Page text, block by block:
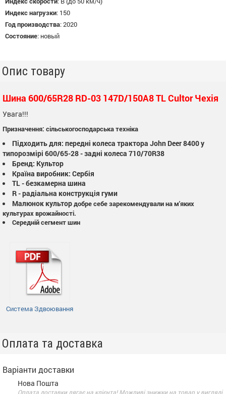
Индекс нагрузки: 150
Год производства:2020
Состояние: новый
Опис товару
Шина 600/65R28 RD-03 147D/150A8 TL Cultor Чехія
Увага!!!
Призначення: сільськогосподарська техніка
Підходить для: передні колеса трактора John Deer 8400 у
типорозмірі 600/65-28 - задні колеса 710/70R38
Бренд: Культор
Країна виробник: Сербія
TL - безкамерна шина
R - радіальна конструкція гуми
Малюнок культордобре себе зарекомендували на м'яких
культурах врожайності.
Середній сегмент шин
Система Здвоювання
Оплата та доставка
Варіанти доставки
Нова Пошта
Оплата доставки лягає на клієнта! Можливі знижки на товар у вигляді